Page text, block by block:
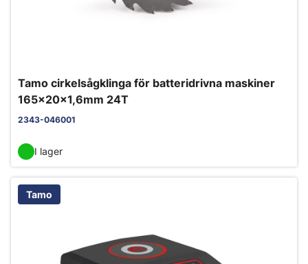
Tamo cirkelsågklinga för batteridrivna maskiner
165x20x1,6mm 24T
2343-046001
I lager
Tamo